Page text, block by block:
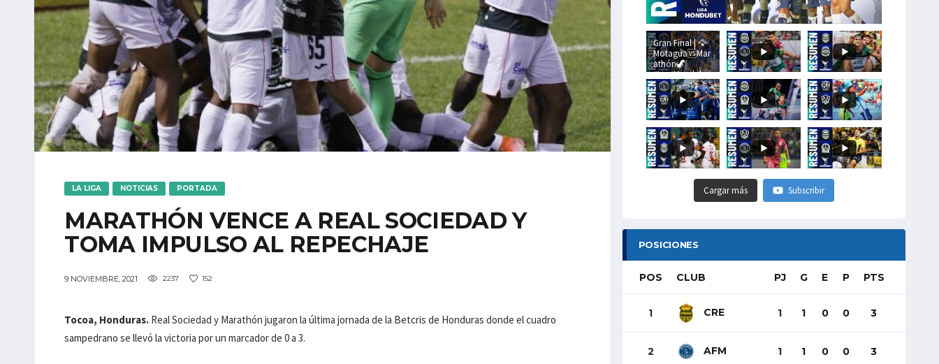
LA LIGA NOTICIAS PORTADA
MARATHÓN VENCE A REAL SOCIEDAD Y
TOMA IMPULSO AL REPECHAJE
9 NOVIEMBRE, 2021 2237 152
Tocoa, Honduras. Real Sociedad y Marathón jugaron la última jornada de la Betcris de Honduras donde el cuadro
sampedrano se llevó la victoria por un marcador de 0 a 3.
Gran Final | 🦅
Motagua🆚Mar
athón🦖
#LigaHondubet
Cargar más Subscribir
POSICIONES
POS CLUB PJ G E P PTS
1 CRE 1 1 0 0 3
2 AFM 1 1 0 0 3